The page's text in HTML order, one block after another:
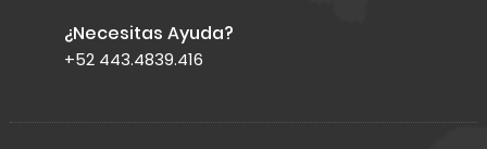
¿Necesitas Ayuda?
+52 443.4839.416